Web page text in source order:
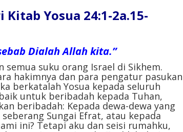
Kitab Yosua 24:1-2a.15-
Dialah Allah kita.”
semua suku orang Israel di Sikhem.
hakimnya dan para pengatur pasukan
berkatalah Yosua kepada seluruh
untuk beribadah kepada Tuhan,
beribadah: Kepada dewa-dewa yang
Sungai Efrat, atau kepada
ini? Tetapi aku dan seisi rumahku,